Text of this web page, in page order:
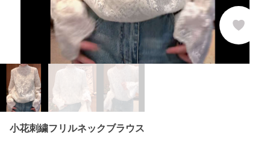
小花刺繍フリルネックブラウス